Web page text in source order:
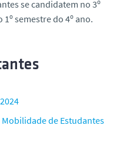
se candidatem no 3º
semestre do 4º ano.
de Estudantes